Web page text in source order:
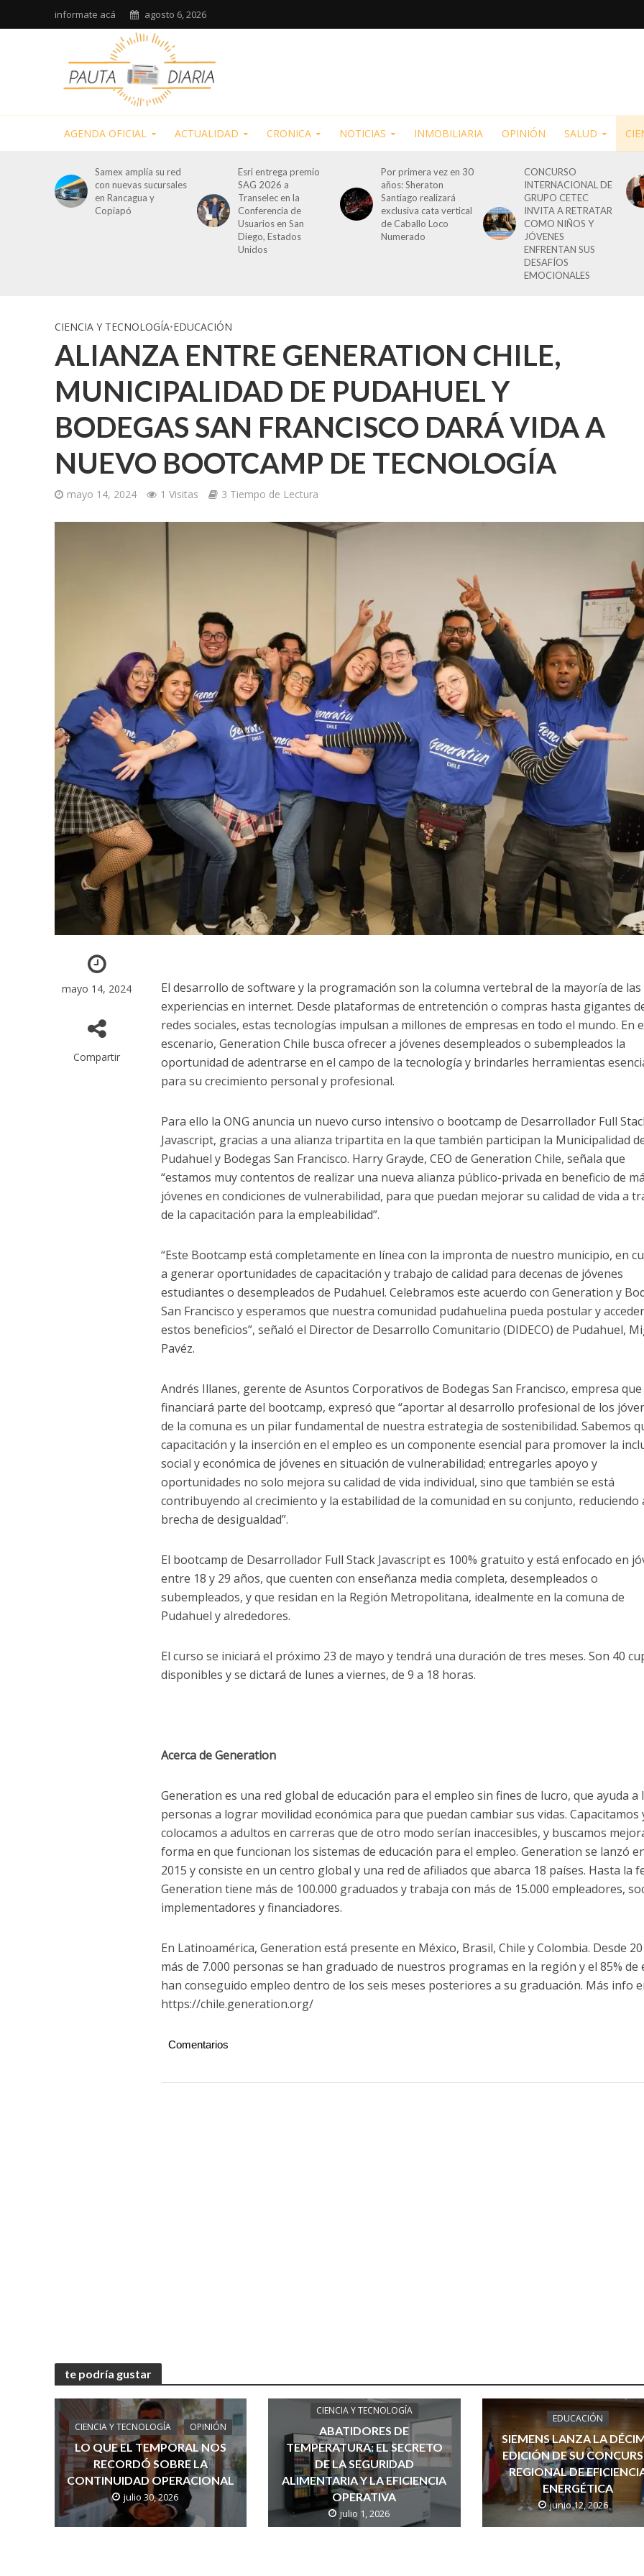
informate acá agosto 6, 2026
AGENDA OFICIAL ACTUALIDAD CRONICA NOTICIAS INMOBILIARIA OPINIÓN SALUD
Samex amplía su red
con nuevas sucursales
en Rancagua y
Copiapó
Esri entrega premio
SAG 2026 a
Transelec en la
Conferencia de
Usuarios en San
Diego, Estados
Unidos
Por primera vez en 30
años: Sheraton
Santiago realizará
exclusiva cata vertical
de Caballo Loco
Numerado
CONCURSO
INTERNACIONAL DE
GRUPO CETEC
INVITA A RETRATAR
COMO NIÑOS Y
JÓVENES
ENFRENTAN SUS
DESAFÍOS
EMOCIONALES
CIENCIA Y TECNOLOGÍA•EDUCACIÓN
ALIANZA ENTRE GENERATION CHILE,
MUNICIPALIDAD DE PUDAHUEL Y
BODEGAS SAN FRANCISCO DARÁ VIDA A
NUEVO BOOTCAMP DE TECNOLOGÍA
mayo 14, 2024 1 Visitas 3 Tiempo de Lectura
mayo 14, 2024
Compartir
El desarrollo de software y la programación son la columna vertebral de la mayoría de las
experiencias en internet. Desde plataformas de entretención o compras hasta gigantes
redes sociales, estas tecnologías impulsan a millones de empresas en todo el mundo. En
escenario, Generation Chile busca ofrecer a jóvenes desempleados o subempleados la
oportunidad de adentrarse en el campo de la tecnología y brindarles herramientas
para su crecimiento personal y profesional.
Para ello la ONG anuncia un nuevo curso intensivo o bootcamp de Desarrollador Full
Javascript, gracias a una alianza tripartita en la que también participan la Municipalidad
Pudahuel y Bodegas San Francisco. Harry Grayde, CEO de Generation Chile, señala que
“estamos muy contentos de realizar una nueva alianza público-privada en beneficio de
jóvenes en condiciones de vulnerabilidad, para que puedan mejorar su calidad de vida a
de la capacitación para la empleabilidad”.
“Este Bootcamp está completamente en línea con la impronta de nuestro municipio, en
a generar oportunidades de capacitación y trabajo de calidad para decenas de jóvenes
estudiantes o desempleados de Pudahuel. Celebramos este acuerdo con Generation y
San Francisco y esperamos que nuestra comunidad pudahuelina pueda postular y
estos beneficios”, señaló el Director de Desarrollo Comunitario (DIDECO) de Pudahuel,
Pavéz.
Andrés Illanes, gerente de Asuntos Corporativos de Bodegas San Francisco, empresa que
financiará parte del bootcamp, expresó que “aportar al desarrollo profesional de los
de la comuna es un pilar fundamental de nuestra estrategia de sostenibilidad. Sabemos
capacitación y la inserción en el empleo es un componente esencial para promover la
social y económica de jóvenes en situación de vulnerabilidad; entregarles apoyo y
oportunidades no solo mejora su calidad de vida individual, sino que también se está
contribuyendo al crecimiento y la estabilidad de la comunidad en su conjunto, reduciendo
brecha de desigualdad”.
El bootcamp de Desarrollador Full Stack Javascript es 100% gratuito y está enfocado en
entre 18 y 29 años, que cuenten con enseñanza media completa, desempleados o
subempleados, y que residan en la Región Metropolitana, idealmente en la comuna de
Pudahuel y alrededores.
El curso se iniciará el próximo 23 de mayo y tendrá una duración de tres meses. Son 40
disponibles y se dictará de lunes a viernes, de 9 a 18 horas.
Acerca de Generation
Generation es una red global de educación para el empleo sin fines de lucro, que ayuda a
personas a lograr movilidad económica para que puedan cambiar sus vidas. Capacitamos
colocamos a adultos en carreras que de otro modo serían inaccesibles, y buscamos
forma en que funcionan los sistemas de educación para el empleo. Generation se lanzó
2015 y consiste en un centro global y una red de afiliados que abarca 18 países. Hasta la
Generation tiene más de 100.000 graduados y trabaja con más de 15.000 empleadores,
implementadores y financiadores.
En Latinoamérica, Generation está presente en México, Brasil, Chile y Colombia. Desde
más de 7.000 personas se han graduado de nuestros programas en la región y el 85% de
han conseguido empleo dentro de los seis meses posteriores a su graduación. Más info
https://chile.generation.org/
Comentarios
te podría gustar
CIENCIA Y TECNOLOGÍA OPINIÓN
LO QUE EL TEMPORAL NOS
RECORDÓ SOBRE LA
CONTINUIDAD OPERACIONAL
julio 30, 2026
CIENCIA Y TECNOLOGÍA
ABATIDORES DE
TEMPERATURA: EL SECRETO
DE LA SEGURIDAD
ALIMENTARIA Y LA EFICIENCIA
OPERATIVA
julio 1, 2026
EDUCACIÓN
SIEMENS LANZA LA
EDICIÓN DE SU
REGIONAL DE
ENERGÉTICA
junio 12, 2026